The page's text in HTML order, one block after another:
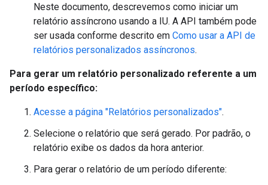
Neste documento, descrevemos como iniciar um
relatório assíncrono usando a IU. A API também pode
ser usada conforme descrito em Como usar a API de
relatórios personalizados assíncronos.
Para gerar um relatório personalizado referente a um
período específico:
Acesse a página "Relatórios personalizados".
Selecione o relatório que será gerado. Por padrão, o
relatório exibe os dados da hora anterior.
Para gerar o relatório de um período diferente: